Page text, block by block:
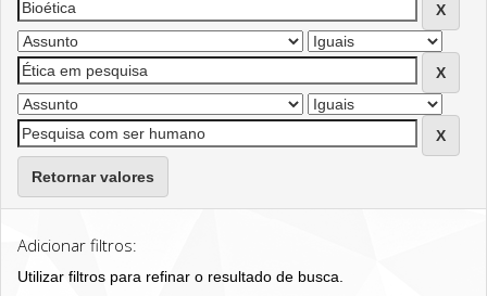
Retornar valores
Adicionar filtros:
Utilizar filtros para refinar o resultado de busca.